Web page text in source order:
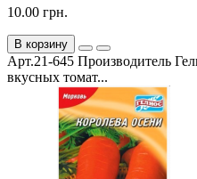
10.00 грн.
В корзину
Арт.21-645 Производитель
вкусных томат...